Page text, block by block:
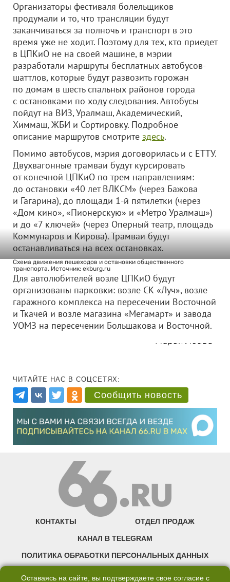
Организаторы фестиваля болельщиков
продумали и то, что трансляции будут
заканчиваться за полночь и транспорт в это
время уже не ходит. Поэтому для тех, кто приедет
в ЦПКиО не на своей машине, в мэрии
разработали маршруты бесплатных автобусов-
шаттлов, которые будут развозить горожан
по домам в шесть спальных районов города
с остановками по ходу следования. Автобусы
пойдут на ВИЗ, Уралмаш, Академический,
Химмаш, ЖБИ и Сортировку. Подробное
описание маршрутов смотрите здесь.
Помимо автобусов, мэрия договорилась и с ЕТТУ.
Двухвагонные трамваи будут курсировать
от конечной ЦПКиО по трем направлениям:
до остановки «40 лет ВЛКСМ» (через Бажова
и Гагарина), до площади 1-й пятилетки (через
«Дом кино», «Пионерскую» и «Метро Уралмаш»)
и до «7 ключей» (через Оперный театр, площадь
Коммунаров и Кирова). Трамваи будут
останавливаться на всех остановках.
Схема движения пешеходов и остановки общественного
транспорта. Источник: ekburg.ru
Для автолюбителей возле ЦПКиО будут
организованы парковки: возле СК «Луч», возле
гаражного комплекса на пересечении Восточной
и Ткачей и возле магазина «Мегамарт» и завода
УОМЗ на пересечении Большакова и Восточной.
Мария Лейва
ЧИТАЙТЕ НАС В СОЦСЕТЯХ:
Сообщить новость
КОНТАКТЫ ОТДЕЛ ПРОДАЖ
КАНАЛ В TELEGRAM
ПОЛИТИКА ОБРАБОТКИ ПЕРСОНАЛЬНЫХ ДАННЫХ
Оставаясь на сайте, вы подтверждаете свое согласие с